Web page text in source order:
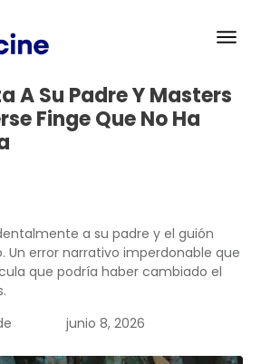
A Su Padre Y Masters
Finge Que No Ha
a su padre y el guión
Un error narrativo imperdonable que
que podría haber cambiado el
junio 8, 2026